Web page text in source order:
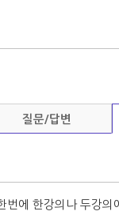
질문/답변
번에 한강의나 두강의